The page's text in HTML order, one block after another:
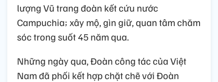
lượng Vũ trang đoàn kết cứu nước
Campuchia; xây mộ, gìn giữ, quan tâm chăm
sóc trong suốt 45 năm qua.
Những ngày qua, Đoàn công tác của Việt
Nam đã phối kết hợp chặt chẽ với Đoàn